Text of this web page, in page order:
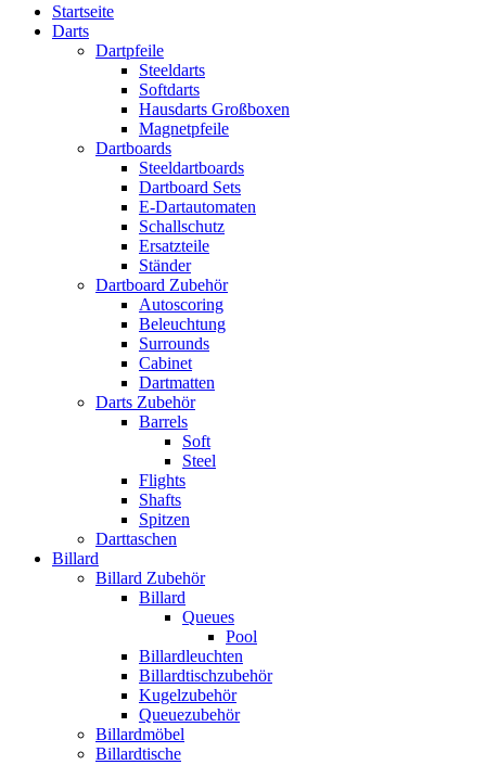
Startseite
Darts
Dartpfeile
Steeldarts
Softdarts
Hausdarts Großboxen
Magnetpfeile
Dartboards
Steeldartboards
Dartboard Sets
E-Dartautomaten
Schallschutz
Ersatzteile
Ständer
Dartboard Zubehör
Autoscoring
Beleuchtung
Surrounds
Cabinet
Dartmatten
Darts Zubehör
Barrels
Soft
Steel
Flights
Shafts
Spitzen
Darttaschen
Billard
Billard Zubehör
Billard
Queues
Pool
Billardleuchten
Billardtischzubehör
Kugelzubehör
Queuezubehör
Billardmöbel
Billardtische